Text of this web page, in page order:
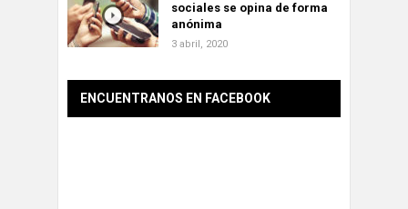
sociales se opina de forma
anónima
3 abril, 2020
ENCUENTRANOS EN FACEBOOK